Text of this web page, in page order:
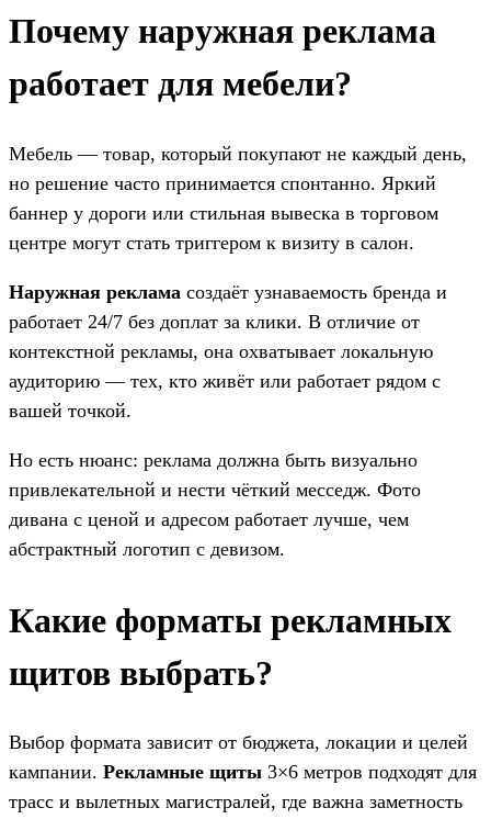
Почему наружная реклама
работает для мебели?
Мебель — товар, который покупают не каждый день,
но решение часто принимается спонтанно. Яркий
баннер у дороги или стильная вывеска в торговом
центре могут стать триггером к визиту в салон.
Наружная реклама создаёт узнаваемость бренда и
работает 24/7 без доплат за клики. В отличие от
контекстной рекламы, она охватывает локальную
аудиторию — тех, кто живёт или работает рядом с
вашей точкой.
Но есть нюанс: реклама должна быть визуально
привлекательной и нести чёткий месседж. Фото
дивана с ценой и адресом работает лучше, чем
абстрактный логотип с девизом.
Какие форматы рекламных
щитов выбрать?
Выбор формата зависит от бюджета, локации и целей
кампании. Рекламные щиты 3×6 метров подходят для
трасс и вылетных магистралей, где важна заметность